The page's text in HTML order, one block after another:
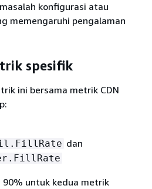
konfigurasi atau
memengaruhi pengalaman
spesifik
ini bersama metrik CDN
dan
90% untuk kedua metrik